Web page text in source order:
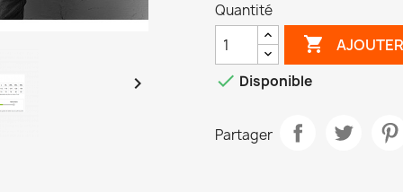

Quantité

 Disponible
Partager